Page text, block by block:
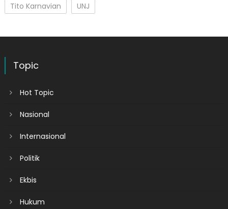
Tito Karnavian
UNJ
Topic
Hot Topic
Nasional
Internasional
Politik
Ekbis
Hukum